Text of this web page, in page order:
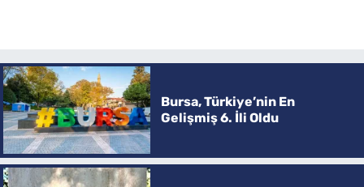
Bursa, Türkiye’nin En
Gelişmiş 6. İli Oldu